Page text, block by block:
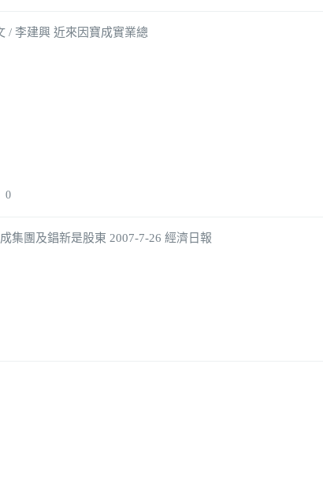
/ 李建興 近來因寶成實業總
0
集團及錩新是股東 2007-7-26 經濟日報